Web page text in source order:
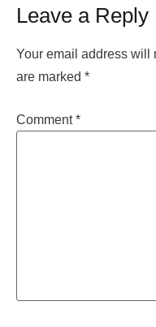
Leave a Reply
Your email address will
are marked *
Comment*